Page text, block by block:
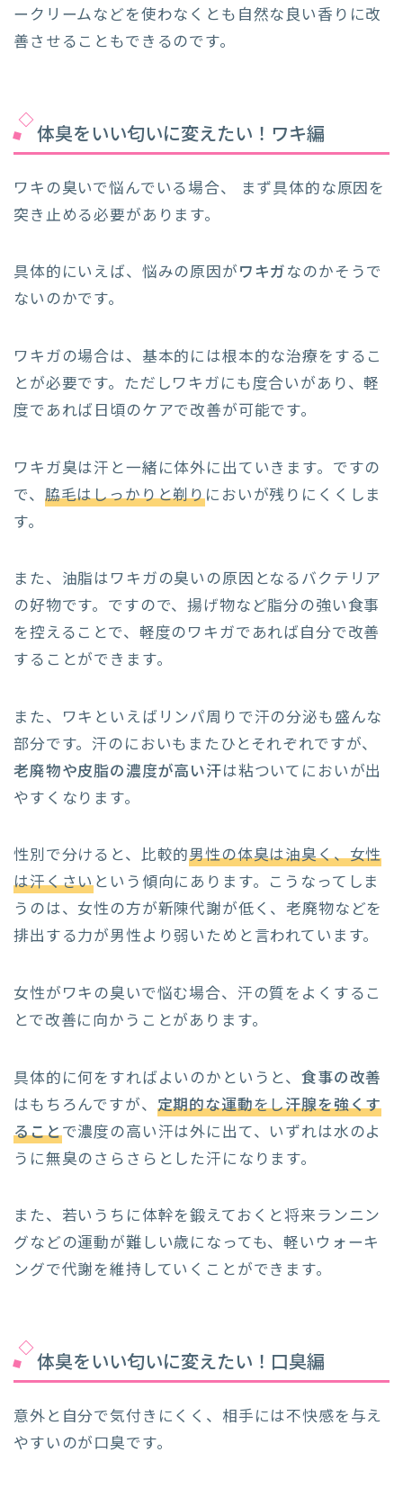
ークリームなどを使わなくとも自然な良い香りに改
善させることもできるのです。
体臭をいい匂いに変えたい！ワキ編
ワキの臭いで悩んでいる場合、 まず具体的な原因を
突き止める必要があります。
具体的にいえば、悩みの原因がワキガなのかそうで
ないのかです。
ワキガの場合は、基本的には根本的な治療をするこ
とが必要です。ただしワキガにも度合いがあり、軽
度であれば日頃のケアで改善が可能です。
ワキガ臭は汗と一緒に体外に出ていきます。ですの
で、 脇毛はしっかりと剃りにおいが残りにくくしま
す。
また、油脂はワキガの臭いの原因となるバクテリア
の好物です。ですので、揚げ物など脂分の強い食事
を控えることで、軽度のワキガであれば自分で改善
することができます。
また、ワキといえばリンパ周りで汗の分泌も盛んな
部分です。汗のにおいもまたひとそれぞれですが、
老廃物や皮脂の濃度が高い汗は粘ついてにおいが出
やすくなります。
性別で分けると、比較的男性の体臭は油臭く、女性
は汗くさいという傾向にあります。こうなってしま
うのは、女性の方が新陳代謝が低く、老廃物などを
排出する力が男性より弱いためと言われています。
女性がワキの臭いで悩む場合、汗の質をよくするこ
とで改善に向かうことがあります。
具体的に何をすればよいのかというと、食事の改善
はもちろんですが、 定期的な運動をし汗腺を強くす
ることで濃度の高い汗は外に出て、いずれは水のよ
うに無臭のさらさらとした汗になります。
また、若いうちに体幹を鍛えておくと将来ランニン
グなどの運動が難しい歳になっても、軽いウォーキ
ングで代謝を維持していくことができます。
体臭をいい匂いに変えたい！口臭編
意外と自分で気付きにくく、相手には不快感を与え
やすいのが口臭です。